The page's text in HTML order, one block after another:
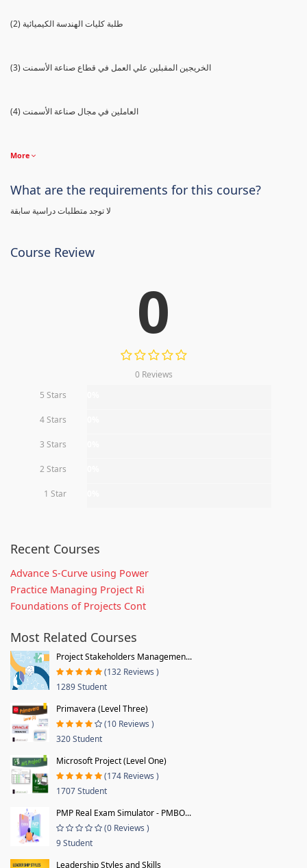
(2) طلبة كليات الهندسة الكيميائية
(3) الخريجين المقبلين علي العمل في قطاع صناعة الأسمنت
(4) العاملين في مجال صناعة الأسمنت
More
What are the requirements for this course?
لا توجد متطلبات دراسية سابقة
Course Review
0
0 Reviews
5 Stars
4 Stars
3 Stars
2 Stars
1 Star
Recent Courses
Advance S-Curve using Power
Practice Managing Project Ri
Foundations of Projects Cont
Most Related Courses
Project Stakeholders Managemen...
(132 Reviews )
1289 Student
Primavera (Level Three)
(10 Reviews )
320 Student
Microsoft Project (Level One)
(174 Reviews )
1707 Student
PMP Real Exam Simulator - PMBO...
(0 Reviews )
9 Student
Leadership Styles and Skills